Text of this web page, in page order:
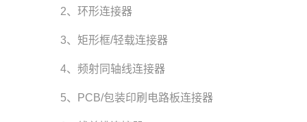
2、环形连接器
3、矩形框/轻载连接器
4、频射同轴线连接器
5、PCB/包装印刷电路板连接器